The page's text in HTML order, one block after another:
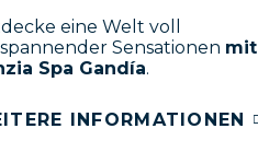
eine Welt voll
Sensationen mit
Spa Gandía.
INFORMATIONEN